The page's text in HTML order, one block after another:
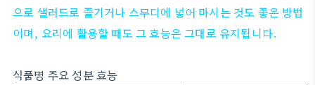
으로 샐러드로 즐기거나 스무디에 넣어 마시는 것도 좋은 방법
이며, 요리에 활용할 때도 그 효능은 그대로 유지됩니다.
식품명 주요 성분 효능